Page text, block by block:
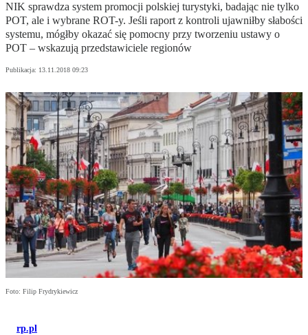
NIK sprawdza system promocji polskiej turystyki, badając nie tylko
POT, ale i wybrane ROT-y. Jeśli raport z kontroli ujawniłby słabości
systemu, mógłby okazać się pomocny przy tworzeniu ustawy o
POT – wskazują przedstawiciele regionów
Publikacja: 13.11.2018 09:23
Foto: Filip Frydrykiewicz
rp.pl